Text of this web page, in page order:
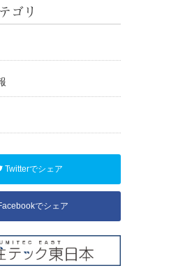
ゴリ
Twitterでシェア
でシェア